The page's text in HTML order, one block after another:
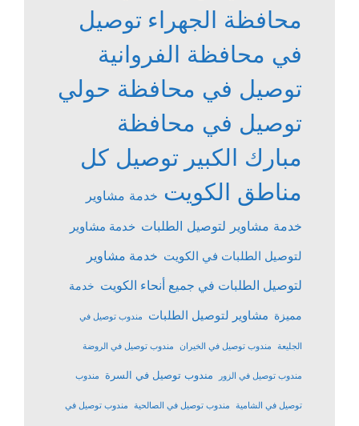
محافظة الجهراء توصيل
في محافظة الفروانية
توصيل في محافظة حولي
توصيل في محافظة
مبارك الكبير توصيل كل
مناطق الكويت خدمة مشاوير
خدمة مشاوير لتوصيل الطلبات خدمة مشاوير
لتوصيل الطلبات في الكويت خدمة مشاوير
لتوصيل الطلبات في جميع أنحاء الكويت خدمة
مميزة مشاوير لتوصيل الطلبات مندوب توصيل في
الجليعة مندوب توصيل في الخيران مندوب توصيل في الروضة
مندوب توصيل في الزور مندوب توصيل في السرة مندوب
توصيل في الشامية مندوب توصيل في الصالحية مندوب توصيل في